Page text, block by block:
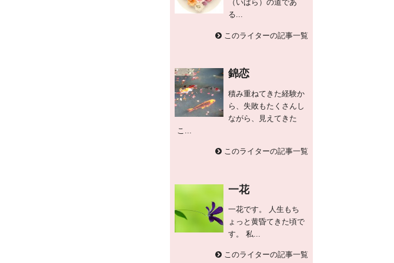
（いばら）の道であ
る...
このライターの記事一覧
錦恋
積み重ねてきた経験か
ら、失敗もたくさんし
ながら、見えてきた
こ...
このライターの記事一覧
一花
一花です。 人生もち
ょっと黄昏てきた頃で
す。 私...
このライターの記事一覧